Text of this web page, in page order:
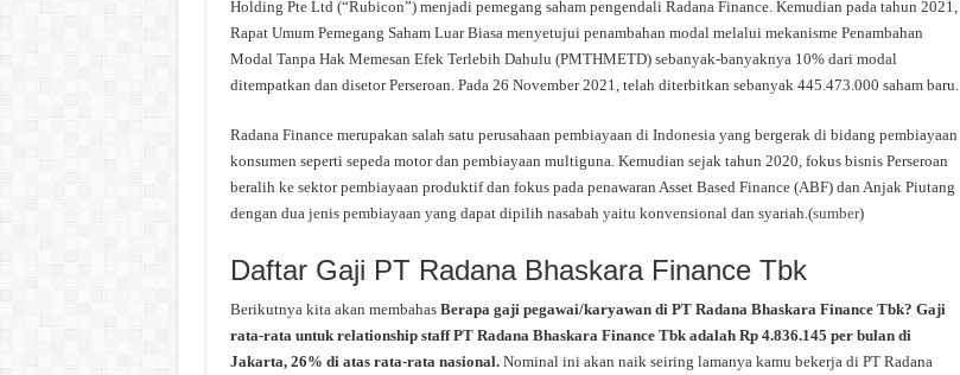
Holding Pte Ltd (“Rubicon”) menjadi pemegang saham pengendali Radana Finance. Kemudian pada tahun 2021,
Rapat Umum Pemegang Saham Luar Biasa menyetujui penambahan modal melalui mekanisme Penambahan
Modal Tanpa Hak Memesan Efek Terlebih Dahulu (PMTHMETD) sebanyak-banyaknya 10% dari modal
ditempatkan dan disetor Perseroan. Pada 26 November 2021, telah diterbitkan sebanyak 445.473.000 saham baru.
Radana Finance merupakan salah satu perusahaan pembiayaan di Indonesia yang bergerak di bidang pembiayaan
konsumen seperti sepeda motor dan pembiayaan multiguna. Kemudian sejak tahun 2020, fokus bisnis Perseroan
beralih ke sektor pembiayaan produktif dan fokus pada penawaran Asset Based Finance (ABF) dan Anjak Piutang
dengan dua jenis pembiayaan yang dapat dipilih nasabah yaitu konvensional dan syariah.(sumber)
Daftar Gaji PT Radana Bhaskara Finance Tbk
Berikutnya kita akan membahas Berapa gaji pegawai/karyawan di PT Radana Bhaskara Finance Tbk? Gaji
rata-rata untuk relationship staff PT Radana Bhaskara Finance Tbk adalah Rp 4.836.145 per bulan di
Jakarta, 26% di atas rata-rata nasional. Nominal ini akan naik seiring lamanya kamu bekerja di PT Radana